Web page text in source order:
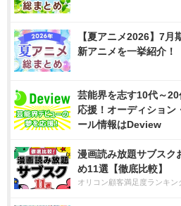
【夏アニメ2026】7月
新アニメを一挙紹介！
芸能界を志す10代～20
応援！オーディション
ール情報はDeview
漫画読み放題サブスク
め11選【徹底比較】
オリコン顧客満足度ランキン